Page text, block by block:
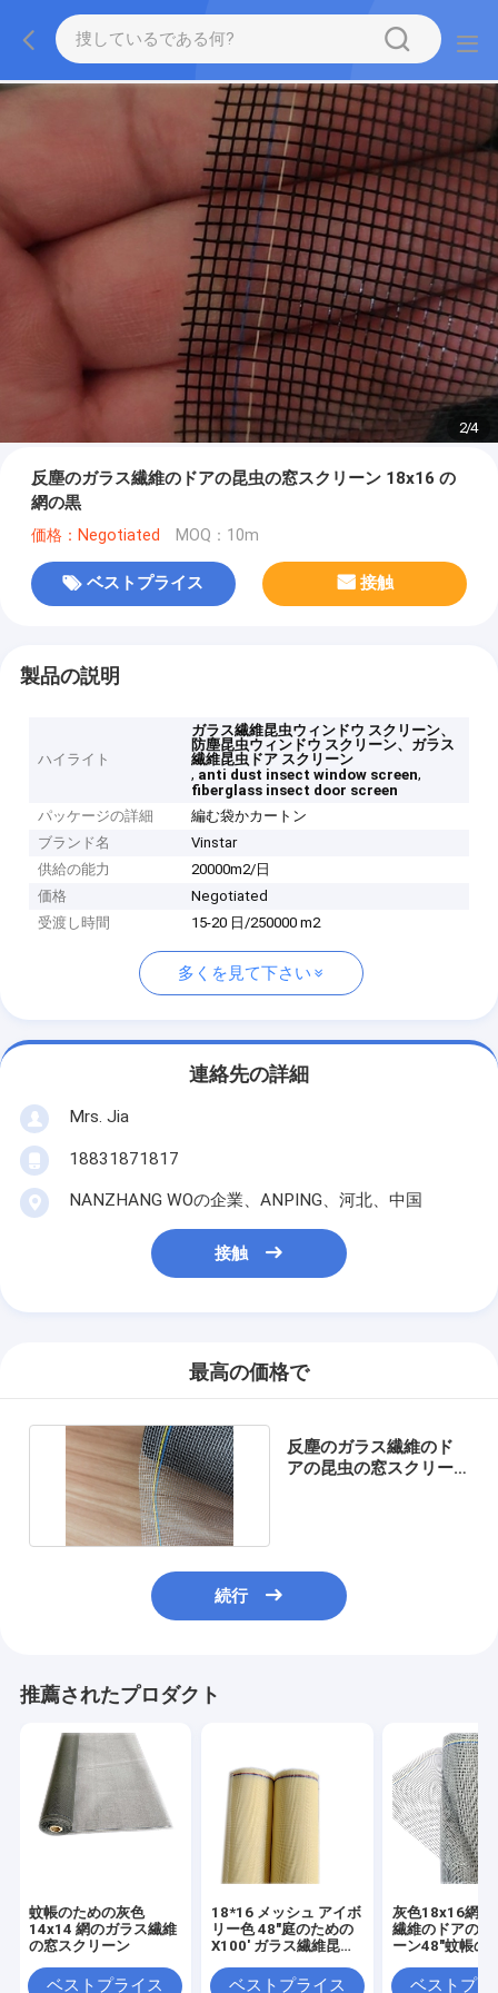
2/4
反塵のガラス繊維のドアの昆虫の窓スクリーン 18x16 の
網の黒
価格：Negotiated MOQ：10m
ベストプライス 接触
製品の説明
ハイライト
ガラス繊維昆虫ウィンドウ スクリーン、
防塵昆虫ウィンドウ スクリーン、ガラス
繊維昆虫ドア スクリーン
, anti dust insect window screen,
fiberglass insect door screen
パッケージの詳細
編む袋かカートン
ブランド名
Vinstar
供給の能力
20000m2/日
価格
Negotiated
受渡し時間
15-20 日/250000 m2
多くを見て下さい
連絡先の詳細
Mrs. Jia
18831871817
NANZHANG WOの企業、ANPING、河北、中国
接触
最高の価格で
反塵のガラス繊維のド
アの昆虫の窓スクリー
続行
推薦されたプロダクト
蚊帳のための灰色
14x14 網のガラス繊維
の窓スクリーン
ベストプライス
18*16 メッシュ アイボ
リー色 48"庭のための
X100' ガラス繊維昆虫
ベストプライス
灰色18x16網の
繊維のドアの窓
ーン48"蚊帳の
ベストプラ